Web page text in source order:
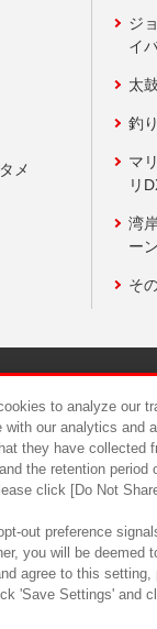
メ
ジ
イ
太
釣
マ
リ
湾
ー
そ
食品のご
to analyze our
our analytics and
they have
the retention
click [Do Not
out preference
you will be
agree to this
'Save Settings' and